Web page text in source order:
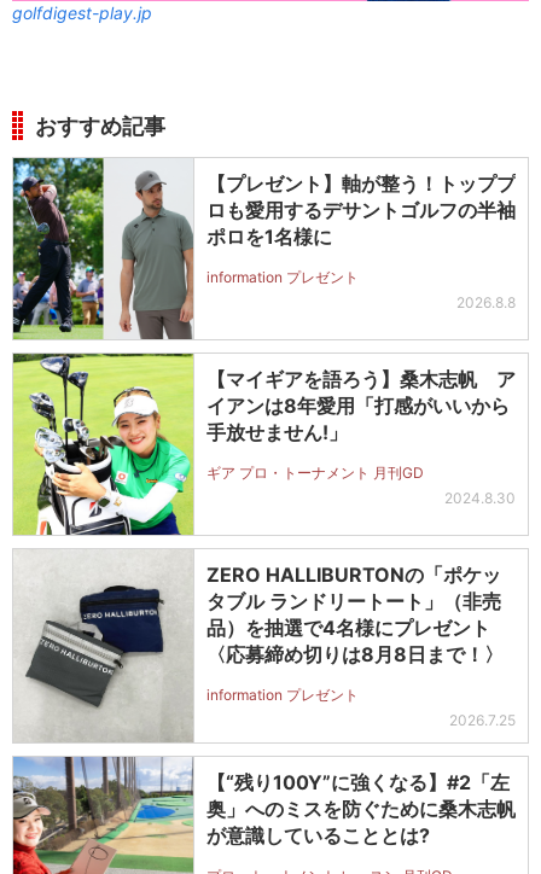
golfdigest-play.jp
おすすめ記事
【プレゼント】軸が整う！トッププ
ロも愛用するデサントゴルフの半袖
ポロを1名様に
information プレゼント
2026.8.8
【マイギアを語ろう】桑木志帆 ア
イアンは8年愛用「打感がいいから
手放せません!」
ギア プロ・トーナメント 月刊GD
2024.8.30
ZERO HALLIBURTONの「ポケッ
タブル ランドリートート」（非売
品）を抽選で4名様にプレゼント
〈応募締め切りは8月8日まで！〉
information プレゼント
2026.7.25
【“残り100Y”に強くなる】#2「左
奥」へのミスを防ぐために桑木志帆
が意識していることとは?